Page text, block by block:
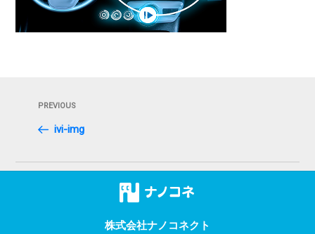
ビ
Previous
Post
PREVIOUS
ivi-img
株式会社ナノコネクト